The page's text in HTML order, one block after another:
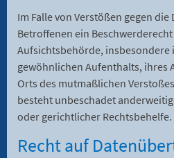
Im Falle von Verstößen gegen die
Betroffenen ein
Aufsichtsbehörde, insbesondere
gewöhnlichen Aufenthalts, ihres
Orts des mutmaßlichen
besteht unbeschadet
oder gerichtlicher Rechtsbehelfe.
Recht auf